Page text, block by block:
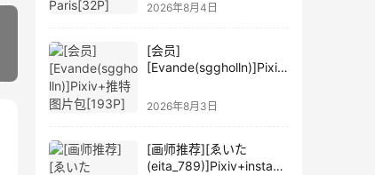
2026年8月4日
[会员]
[Evande(sggholln)]Pixiv
2026年8月3日
[画师推荐][ゑいた
(eita_789)]Pixiv+instagr